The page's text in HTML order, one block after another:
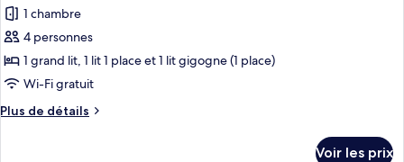
Double
photos
pour
ce
type
chambre :
1 chambre
4 personnes
1 grand lit, 1 lit 1 place et 1 lit gigogne (1 place)
Wi-Fi gratuit
Plus de détails
Plus
Voir les prix